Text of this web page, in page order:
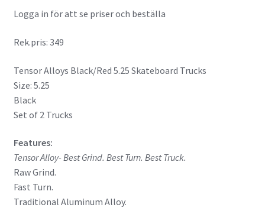
Logga in för att se priser och beställa
Rek.pris: 349
Tensor Alloys Black/Red 5.25 Skateboard Trucks
Size: 5.25
Black
Set of 2 Trucks
Features:
Tensor Alloy- Best Grind. Best Turn. Best Truck.
Raw Grind.
Fast Turn.
Traditional Aluminum Alloy.